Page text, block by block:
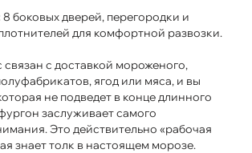
8 боковых дверей, перегородки и
для комфортной развозки.
с доставкой мороженого,
ягод или мяса, и вы
не подведет в конце длинного
заслуживает самого
Это действительно «рабочая
знает толк в настоящем морозе.